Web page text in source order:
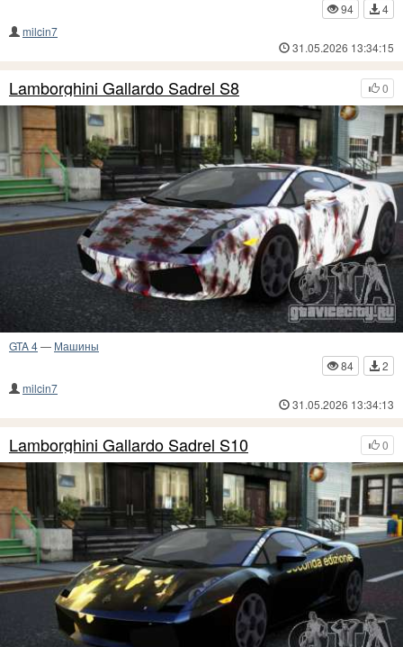
94
4
milcin7
31.05.2026 13:34:15
0
Lamborghini Gallardo Sadrel S8
GTA 4— Машины
84
2
milcin7
31.05.2026 13:34:13
0
Lamborghini Gallardo Sadrel S10